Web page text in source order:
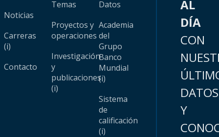
Noticias
Carreras
(i)
Contacto
Temas
Proyectos y
operaciones
Investigación
y
publicaciones
(i)
Datos
Academia
del
Grupo
Banco
Mundial
(i)
Sistema
de
calificación
(i)
AL
DÍA
CON
DATOS
Y